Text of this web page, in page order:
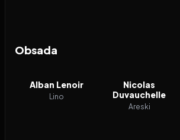
Obsada
Alban Lenoir
Lino
Nicolas
Duvauchelle
Areski